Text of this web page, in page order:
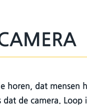
horen, dat mensen
de camera. Loop